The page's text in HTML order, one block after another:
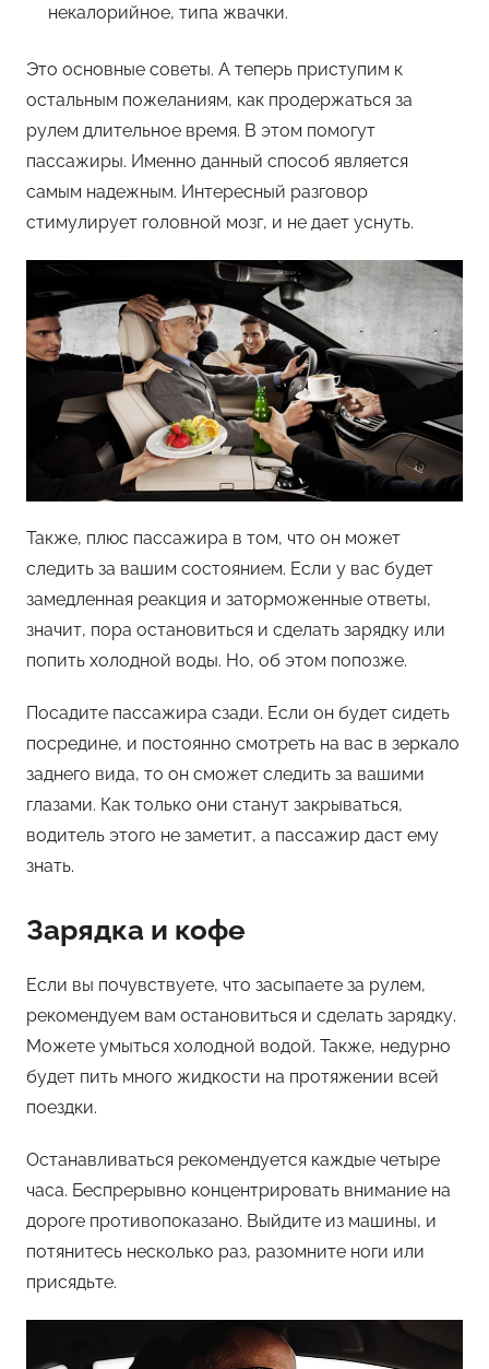
некалорийное, типа жвачки.
Это основные советы. А теперь приступим к
остальным пожеланиям, как продержаться за
рулем длительное время. В этом помогут
пассажиры. Именно данный способ является
самым надежным. Интересный разговор
стимулирует головной мозг, и не дает уснуть.
Также, плюс пассажира в том, что он может
следить за вашим состоянием. Если у вас будет
замедленная реакция и заторможенные ответы,
значит, пора остановиться и сделать зарядку или
попить холодной воды. Но, об этом попозже.
Посадите пассажира сзади. Если он будет сидеть
посредине, и постоянно смотреть на вас в зеркало
заднего вида, то он сможет следить за вашими
глазами. Как только они станут закрываться,
водитель этого не заметит, а пассажир даст ему
знать.
Зарядка и кофе
Если вы почувствуете, что засыпаете за рулем,
рекомендуем вам остановиться и сделать зарядку.
Можете умыться холодной водой. Также, недурно
будет пить много жидкости на протяжении всей
поездки.
Останавливаться рекомендуется каждые четыре
часа. Беспрерывно концентрировать внимание на
дороге противопоказано. Выйдите из машины, и
потянитесь несколько раз, разомните ноги или
присядьте.